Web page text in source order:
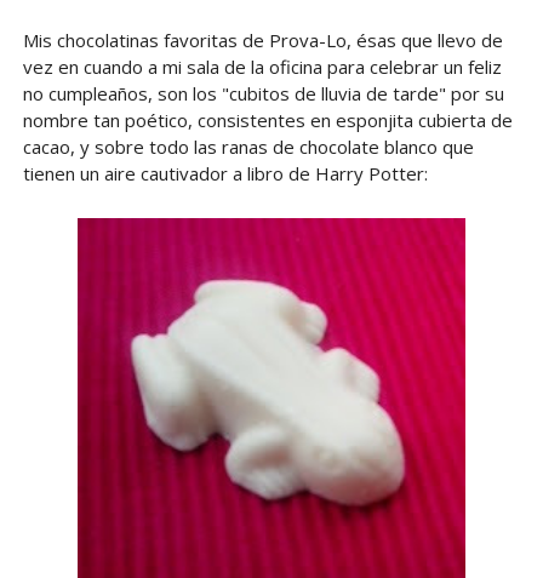
Mis chocolatinas favoritas de Prova-Lo, ésas que llevo de
vez en cuando a mi sala de la oficina para celebrar un feliz
no cumpleaños, son los "cubitos de lluvia de tarde" por su
nombre tan poético, consistentes en esponjita cubierta de
cacao, y sobre todo las ranas de chocolate blanco que
tienen un aire cautivador a libro de Harry Potter: